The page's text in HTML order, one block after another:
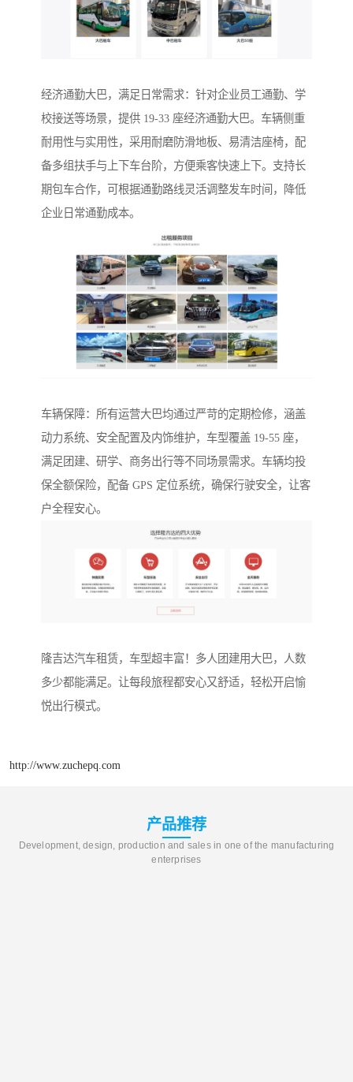
经济通勤大巴，满足日常需求：针对企业员工通勤、学
校接送等场景，提供 19-33 座经济通勤大巴。车辆侧重
耐用性与实用性，采用耐磨防滑地板、易清洁座椅，配
备多组扶手与上下车台阶，方便乘客快速上下。支持长
期包车合作，可根据通勤路线灵活调整发车时间，降低
企业日常通勤成本。
车辆保障：所有运营大巴均通过严苛的定期检修，涵盖
动力系统、安全配置及内饰维护，车型覆盖 19-55 座，
满足团建、研学、商务出行等不同场景需求。车辆均投
保全额保险，配备 GPS 定位系统，确保行驶安全，让客
户全程安心。
隆吉达汽车租赁，车型超丰富！多人团建用大巴，人数
多少都能满足。让每段旅程都安心又舒适，轻松开启愉
悦出行模式。
http://www.zuchepq.com
产品推荐
Development, design, production and sales in one of the manufacturing
enterprises